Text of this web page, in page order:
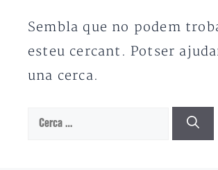
Sembla que no podem
esteu cercant. Potser
una cerca.
Cerca: